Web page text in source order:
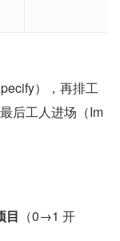
），再排工
后工人进场（Im
目 （0→1 开